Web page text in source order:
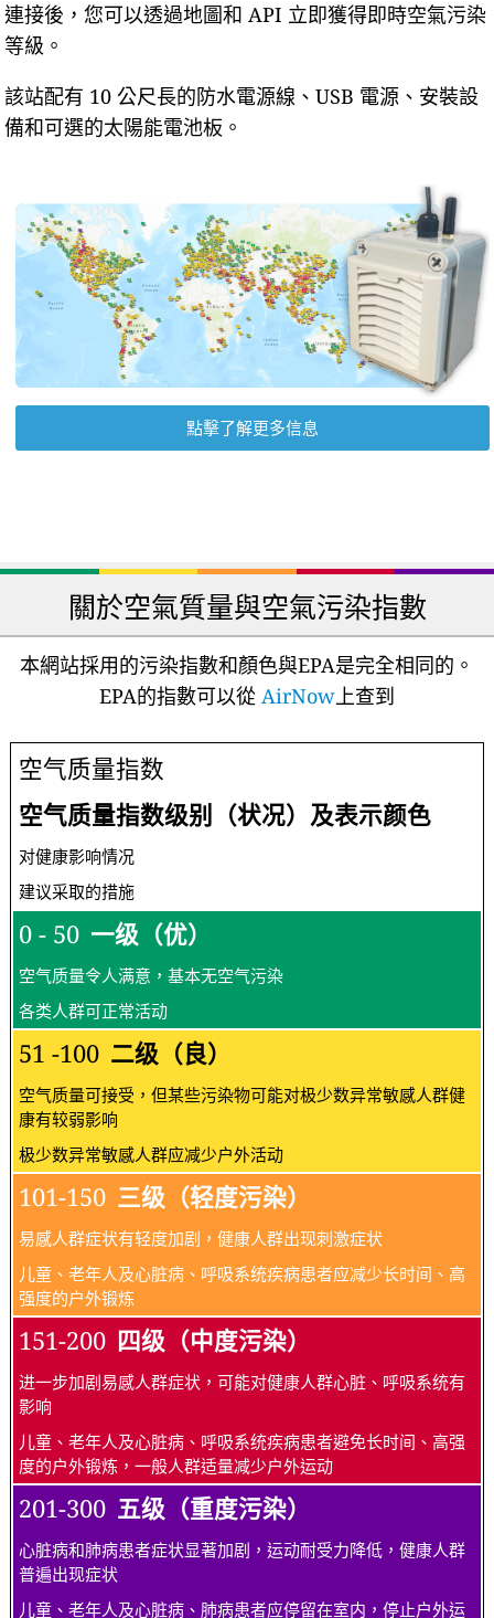
連接後，您可以透過地圖和 API 立即獲得即時空氣污染
等級。
該站配有 10 公尺長的防水電源線、USB 電源、安裝設
備和可選的太陽能電池板。
點擊了解更多信息
關於空氣質量與空氣污染指數
本網站採用的污染指數和顏色與EPA是完全相同的。
EPA的指數可以從 AirNow上查到
空气质量指数
空气质量指数级别（状况）及表示颜色
对健康影响情况
建议采取的措施
0 - 50 一级（优）
空气质量令人满意，基本无空气污染
各类人群可正常活动
51 -100 二级（良）
空气质量可接受，但某些污染物可能对极少数异常敏感人群健
康有较弱影响
极少数异常敏感人群应减少户外活动
101-150 三级（轻度污染）
易感人群症状有轻度加剧，健康人群出现刺激症状
儿童、老年人及心脏病、呼吸系统疾病患者应减少长时间、高
强度的户外锻炼
151-200 四级（中度污染）
进一步加剧易感人群症状，可能对健康人群心脏、呼吸系统有
影响
儿童、老年人及心脏病、呼吸系统疾病患者避免长时间、高强
度的户外锻炼，一般人群适量减少户外运动
201-300 五级（重度污染）
心脏病和肺病患者症状显著加剧，运动耐受力降低，健康人群
普遍出现症状
儿童、老年人及心脏病、肺病患者应停留在室内，停止户外运